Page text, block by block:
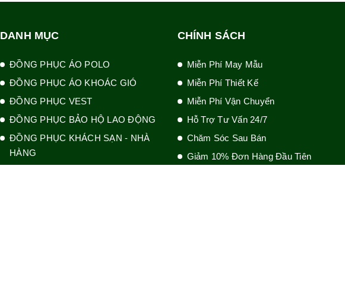
DANH MỤC
ĐỒNG PHỤC ÁO POLO
ĐỒNG PHỤC ÁO KHOÁC GIÓ
ĐỒNG PHỤC VEST
ĐỒNG PHỤC BẢO HỘ LAO ĐỘNG
ĐỒNG PHỤC KHÁCH SẠN - NHÀ
HÀNG
CHÍNH SÁCH
Miễn Phí May Mẫu
Miễn Phí Thiết Kế
Miễn Phí Vận Chuyển
Hỗ Trợ Tư Vấn 24/7
Chăm Sóc Sau Bán
Giảm 10% Đơn Hàng Đầu Tiên